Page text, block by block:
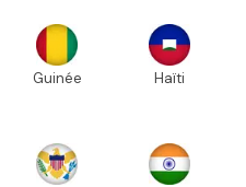
Guinée Haïti